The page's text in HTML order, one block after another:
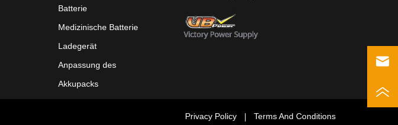
Batterie
Medizinische Batterie
Ladegerät
Anpassung des
Akkupacks
Privacy Policy Terms And Conditions